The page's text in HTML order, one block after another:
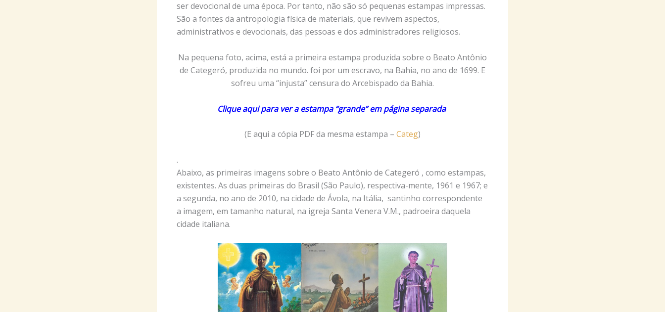
ser devocional de uma época. Por tanto, não são só pequenas estampas impressas.
São a fontes da antropologia física de materiais, que revivem aspectos,
administrativos e devocionais, das pessoas e dos administradores religiosos.
Na pequena foto, acima, está a primeira estampa produzida sobre o Beato Antônio
de Categeró, produzida no mundo. foi por um escravo, na Bahia, no ano de 1699. E
sofreu uma “injusta” censura do Arcebispado da Bahia.
Clique aqui para ver a estampa “grande” em página separada
(E aqui a cópia PDF da mesma estampa – Categ)
.
Abaixo, as primeiras imagens sobre o Beato Antônio de Categeró , como estampas,
existentes. As duas primeiras do Brasil (São Paulo), respectiva-mente, 1961 e 1967; e
a segunda, no ano de 2010, na cidade de Ávola, na Itália, santinho correspondente
a imagem, em tamanho natural, na igreja Santa Venera V.M., padroeira daquela
cidade italiana.